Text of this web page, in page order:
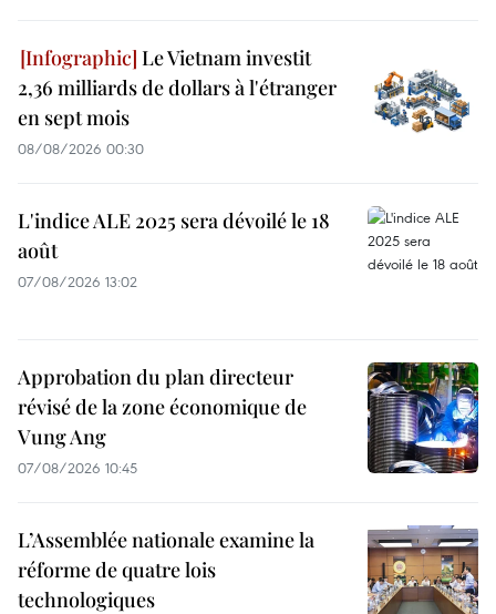
Le Vietnam investit
2,36 milliards de dollars à l'étranger
en sept mois
08/08/2026 00:30
L'indice ALE 2025 sera dévoilé le 18
août
07/08/2026 13:02
Approbation du plan directeur
révisé de la zone économique de
Vung Ang
07/08/2026 10:45
L’Assemblée nationale examine la
réforme de quatre lois
technologiques